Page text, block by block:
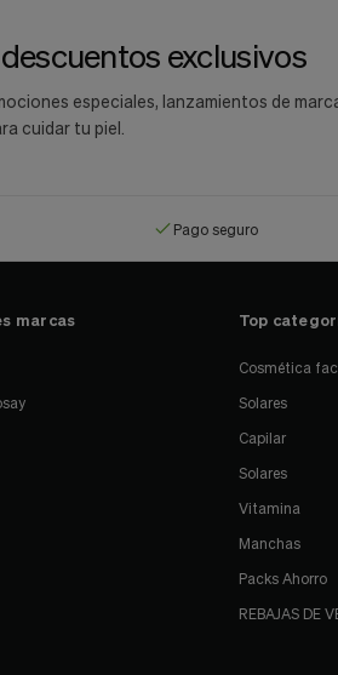
exclusivos
especiales, lanzamientos de
cuidar tu piel.
Pago seguro
marcas Top
Cosmética
Solares
Capilar
Solares
Vitamina
Manchas
Packs Ahorro
REBAJAS DE